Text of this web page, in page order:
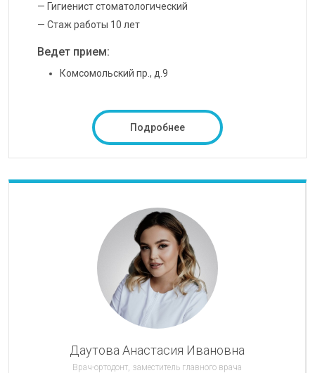
— Гигиенист стоматологический
— Стаж работы 10 лет
Ведет прием:
Комсомольский пр., д.9
Подробнее
Даутова Анастасия Ивановна
Врач-ортодонт, заместитель главного врача